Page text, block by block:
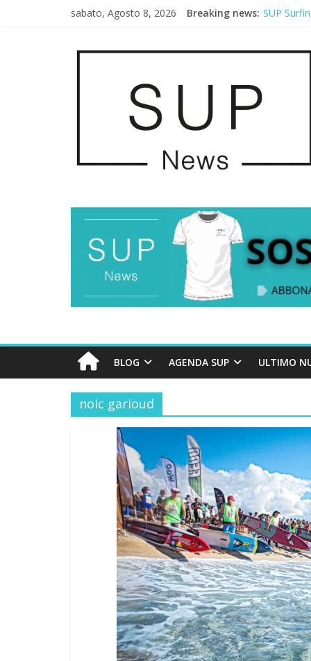
sabato, Agosto 8, 2026 Breaking news: SUP
BLOG AGENDA SUP ULTIMO
noic garioud